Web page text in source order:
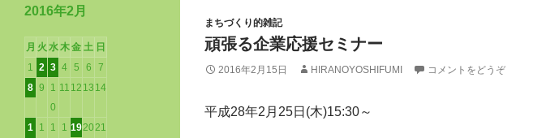
まちづくり的雑記
頑張る企業応援セミナー
2016年2月15日 HIRANOYOSHIFUMI コメントをどうぞ
平成28年2月25日(木)15:30～
2016年2月
月 火 水木金 土 日
1 2 3 4 5 6
7
8 9
1
0
11 12 13 14
1 1
1
1 192021